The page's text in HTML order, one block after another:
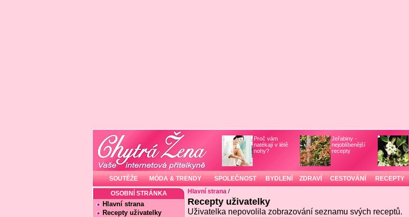
Proč vám
natékají v létě
nohy?
Jeřabiny -
nejoblíbenější
recepty
SOUTĚŽE MÓDA & TRENDY SPOLEČNOST BYDLENÍ ZDRAVÍ CESTOVÁNÍ RECEPTY
OSOBNÍ STRÁNKA
Hlavní strana
Recepty uživatelky
Hlavní strana/
Recepty uživatelky
Uživatelka nepovolila zobrazování seznamu svých receptů.